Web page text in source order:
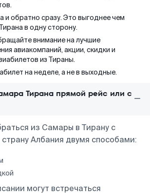
и обратно сразу. Это выгоднее чем
в одну сторону.
внимание на лучшие
авиакомпаний, акции, скидки и
из Тираны.
на неделе, а не в выходные.
Тирана прямой рейс или с
из Самары в Тирану с
Албания двумя способами:
могут встречаться